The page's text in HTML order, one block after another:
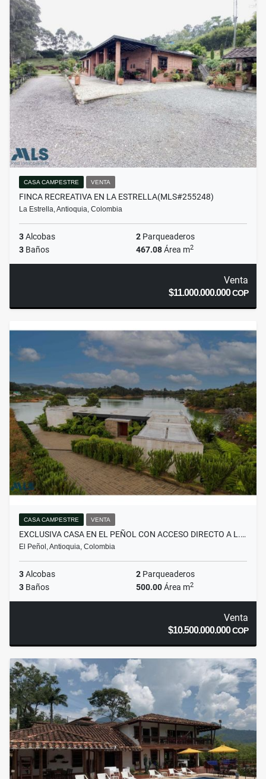
CASA CAMPESTRE VENTA
FINCA RECREATIVA EN LA ESTRELLA(MLS#255248)
La Estrella, Antioquia, Colombia
3Alcobas 2 Parqueaderos
3 Baños 467.08Área m2
Venta
$11.000.000.000COP
CASA CAMPESTRE VENTA
EXCLUSIVA CASA EN EL PEÑOL CON ACCESO DIRECTO A L.…
El Peñol, Antioquia, Colombia
3Alcobas 2 Parqueaderos
3 Baños 500.00Área m2
Venta
$10.500.000.000COP